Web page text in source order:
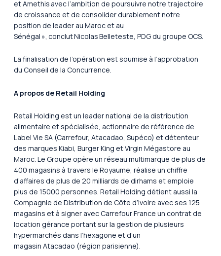
et Amethis avec l’ambition de poursuivre notre trajectoire
de croissance et de consolider durablement notre
position de leader au Maroc et au
Sénégal » , conclut Nicolas Belleteste, PDG du groupe OCS.
La finalisation de l’opération est soumise à l’approbation
du Conseil de la Concurrence.
A propos de Retail Holding
Retail Holding est un leader national de la distribution
alimentaire et spécialisée, actionnaire de référence de
Label Vie SA (Carrefour, Atacadao, Supéco) et détenteur
des marques Kiabi, Burger King et Virgin Mégastore au
Maroc. Le Groupe opère un réseau multimarque de plus de
400 magasins à travers le Royaume, réalise un chiffre
d’affaires de plus de 20 milliards de dirhams et emploie
plus de 15000 personnes. Retail Holding détient aussi la
Compagnie de Distribution de Côte d’Ivoire avec ses 125
magasins et à signer avec Carrefour France un contrat de
location gérance portant sur la gestion de plusieurs
hypermarchés dans l’hexagone et d’un
magasin Atacadao (région parisienne).